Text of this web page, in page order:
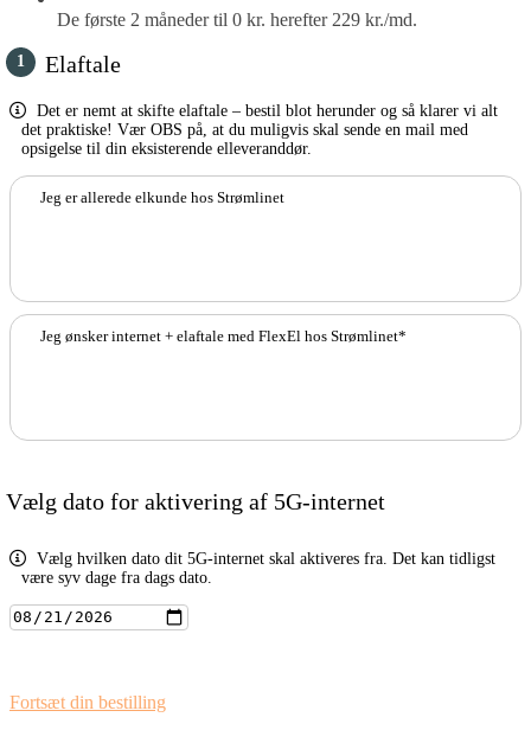
De første 2 måneder til 0 kr. herefter 229 kr./md.
Elaftale
Det er nemt at skifte elaftale – bestil blot herunder og så klarer vi alt
det praktiske! Vær OBS på, at du muligvis skal sende en mail med
opsigelse til din eksisterende elleveranddør.
Jeg er allerede elkunde hos Strømlinet
Jeg ønsker internet + elaftale med FlexEl hos Strømlinet*
Vælg dato for aktivering af 5G-internet
Vælg hvilken dato dit 5G-internet skal aktiveres fra. Det kan tidligst
være syv dage fra dags dato.
Fortsæt din bestilling